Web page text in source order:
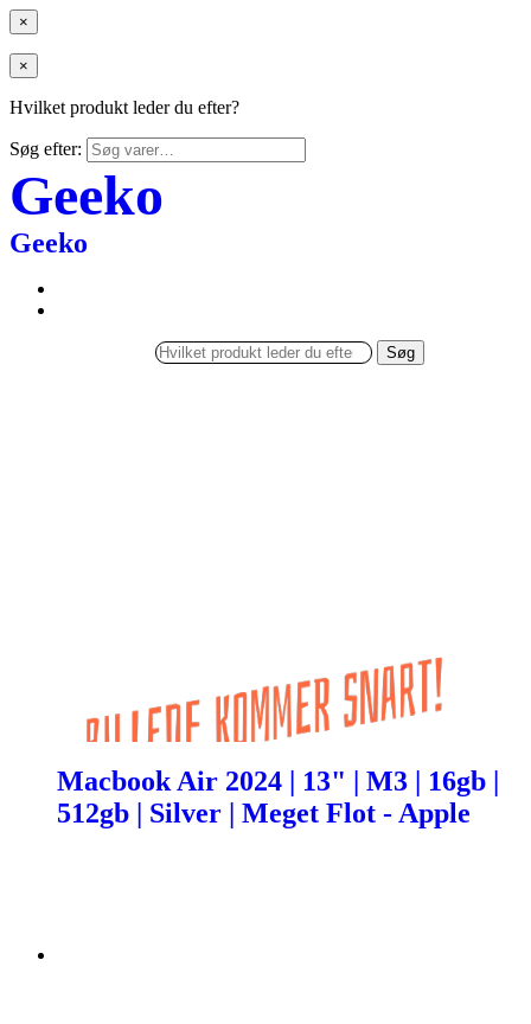
×
×
Hvilket produkt leder du efter?
Søg efter:
Geeko
Geeko
Søg
Macbook Air 2024 | 13" | M3 | 16gb |
512gb | Silver | Meget Flot - Apple